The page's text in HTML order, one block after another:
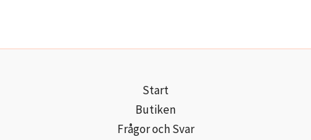
Start
Butiken
Frågor och Svar